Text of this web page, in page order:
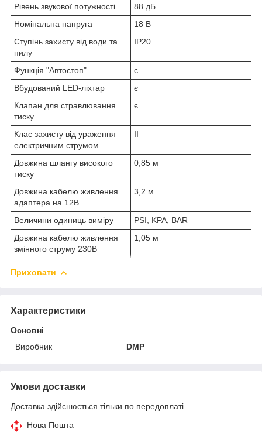
Рівень звукової потужності
88 дБ
Номінальна напруга
18 В
Ступінь захисту від води та
пилу
IP20
Функція "Автостоп"
є
Вбудований LED-ліхтар
є
Клапан для стравлювання
тиску
є
Клас захисту від ураження
електричним струмом
II
Довжина шлангу високого
тиску
0,85 м
Довжина кабелю живлення
адаптера на 12В
3,2 м
Величини одиниць виміру
PSI, KPA, BAR
Довжина кабелю живлення
змінного струму 230В
1,05 м
Приховати
Характеристики
Основні
Виробник
DMP
Умови доставки
Доставка здійснюється тільки по передоплаті.
Нова Пошта